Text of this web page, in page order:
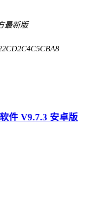
最新版
件 V9.7.3 安卓版